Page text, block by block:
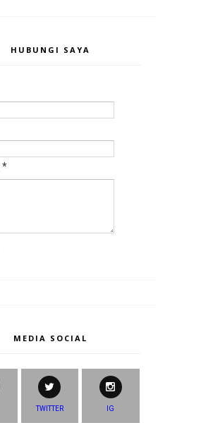
HUBUNGI SAYA
*
MEDIA SOCIAL
TWITTER IG